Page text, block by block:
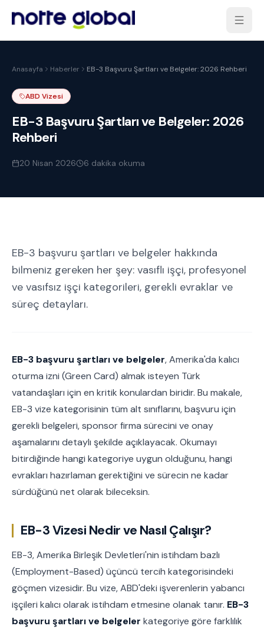
Anasayfa Haberler EB-3 Başvuru Şartları ve Belgeler: 2026 Rehberi
ABD Vizesi
EB-3 Başvuru Şartları ve Belgeler: 2026
Rehberi
20 Nisan 2026 6 dakika okuma
EB-3 başvuru şartları ve belgeler hakkında
bilmeniz gereken her şey: vasıflı işçi, profesyonel
ve vasıfsız işçi kategorileri, gerekli evraklar ve
süreç detayları.
EB-3 başvuru şartları ve belgeler, Amerika'da kalıcı
oturma izni (Green Card) almak isteyen Türk
vatandaşları için en kritik konulardan biridir. Bu makale,
EB-3 vize kategorisinin tüm alt sınıflarını, başvuru için
gerekli belgeleri, sponsor firma sürecini ve onay
aşamalarını detaylı şekilde açıklayacak. Okumayı
bitirdiğinde hangi kategoriye uygun olduğunu, hangi
evrakları hazırlaman gerektiğini ve sürecin ne kadar
sürdüğünü net olarak bileceksin.
EB-3 Vizesi Nedir ve Nasıl Çalışır?
EB-3, Amerika Birleşik Devletleri'nin istihdam bazlı
(Employment-Based) üçüncü tercih kategorisindeki
göçmen vizesidir. Bu vize, ABD'deki işverenlerin yabancı
işçileri kalıcı olarak istihdam etmesine olanak tanır. EB-3
başvuru şartları ve belgeler kategoriye göre farklılık